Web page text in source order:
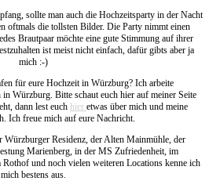
sollte man auch die Hochzeitsparty in der Nacht
oftmals die tollsten Bilder. Die Party nimmt einen
Brautpaar möchte eine gute Stimmung auf ihrer
ist meist nicht einfach, dafür gibts aber ja
mich :-)
für eure Hochzeit in Würzburg? Ich arbeite
Würzburg. Bitte schaut euch hier auf meiner Seite
dann lest euch hier etwas über mich und meine
Ich freue mich auf eure Nachricht.
Würzburger Residenz, der Alten Mainmühle, der
Marienberg, in der MS Zufriedenheit, im
und noch vielen weiteren Locations kenne ich
mich bestens aus.